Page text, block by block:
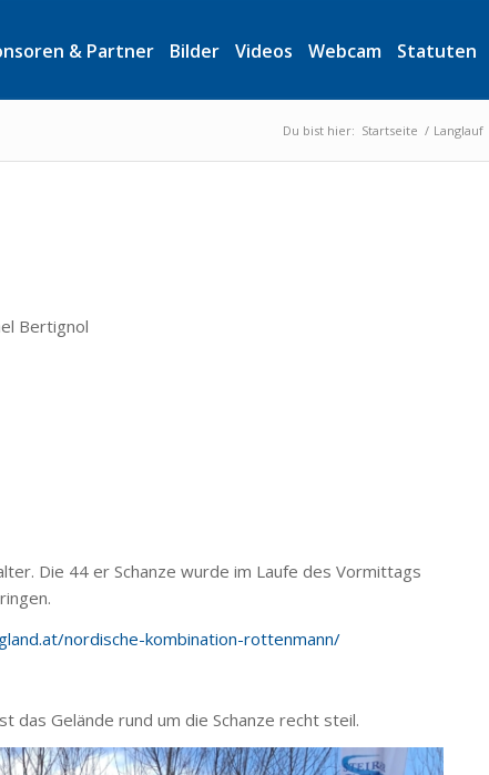
& Partner Bilder Videos Webcam Statuten
Du bist hier: Startseite / Langlauf
Bertignol
Die 44 er Schanze wurde im Laufe des Vormittags
nordische-kombination-rottenmann/
das Gelände rund um die Schanze recht steil.